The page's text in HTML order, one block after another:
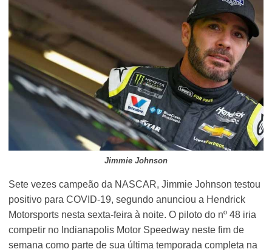
Jimmie Johnson
Sete vezes campeão da NASCAR, Jimmie Johnson testou
positivo para COVID-19, segundo anunciou a Hendrick
Motorsports nesta sexta-feira à noite. O piloto do nº 48 iria
competir no Indianapolis Motor Speedway neste fim de
semana como parte de sua última temporada completa na